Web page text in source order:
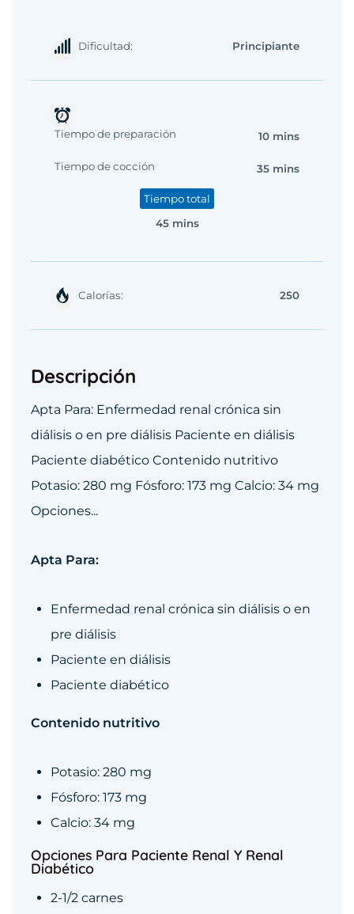
Dificultad: Principiante
Tiempo de preparación 10 mins
Tiempo de cocción 35 mins
Tiempo total
45 mins
Calorías: 250
Descripción
Apta Para: Enfermedad renal crónica sin
diálisis o en pre diálisis Paciente en diálisis
Paciente diabético Contenido nutritivo
Potasio: 280 mg Fósforo: 173 mg Calcio: 34 mg
Opciones...
Apta Para:
Enfermedad renal crónica sin diálisis o en
pre diálisis
Paciente en diálisis
Paciente diabético
Contenido nutritivo
Potasio: 280 mg
Fósforo: 173 mg
Calcio: 34 mg
Opciones Para Paciente Renal Y Renal
Diabético
2-1/2 carnes